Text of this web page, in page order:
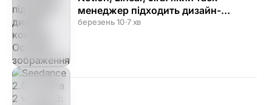
менеджер підходить дизайн-
команді
березень 10·7 хв